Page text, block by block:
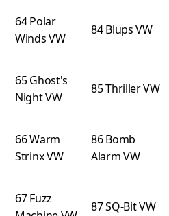
64 Polar
Winds VW
84 Blups VW
65 Ghost's
Night VW
85 Thriller VW
66 Warm
Strinx VW
86 Bomb
Alarm VW
67 Fuzz
87 SQ-Bit VW